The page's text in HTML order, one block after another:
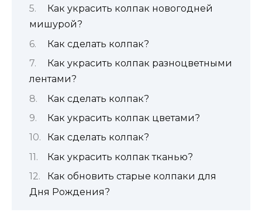
Как украсить колпак новогодней
мишурой?
Как сделать колпак?
Как украсить колпак разноцветными
лентами?
Как сделать колпак?
Как украсить колпак цветами?
Как сделать колпак?
Как украсить колпак тканью?
Как обновить старые колпаки для
Дня Рождения?